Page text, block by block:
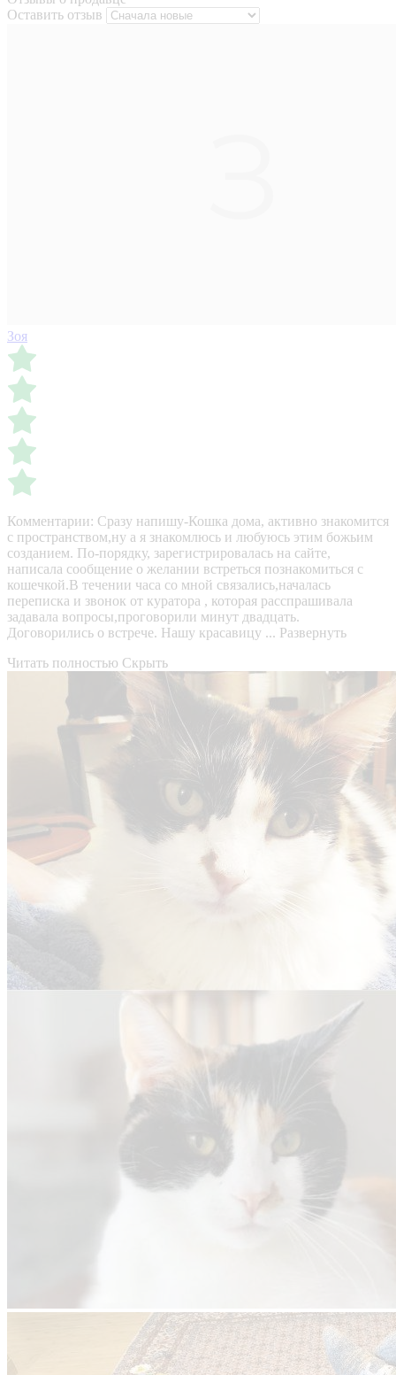
Оставить отзыв
Зоя
Комментарии: Сразу напишу-Кошка дома, активно знакомится
с пространством,ну а я знакомлюсь и любуюсь этим божьим
созданием. По-порядку, зарегистрировалась на сайте,
написала сообщение о желании встреться познакомиться с
кошечкой.В течении часа со мной связались,началась
переписка и звонок от куратора , которая расспрашивала
задавала вопросы,проговорили минут двадцать.
Договорились о встрече. Нашу красавицу ... Развернуть
Читать полностью Скрыть